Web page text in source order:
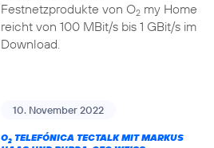
Festnetzprodukte von O2my Home
reicht von 100 MBit/s bis 1 GBit/s im
Download.
10. November 2022
O2TELEFÓNICA TECTALK MIT MARKUS